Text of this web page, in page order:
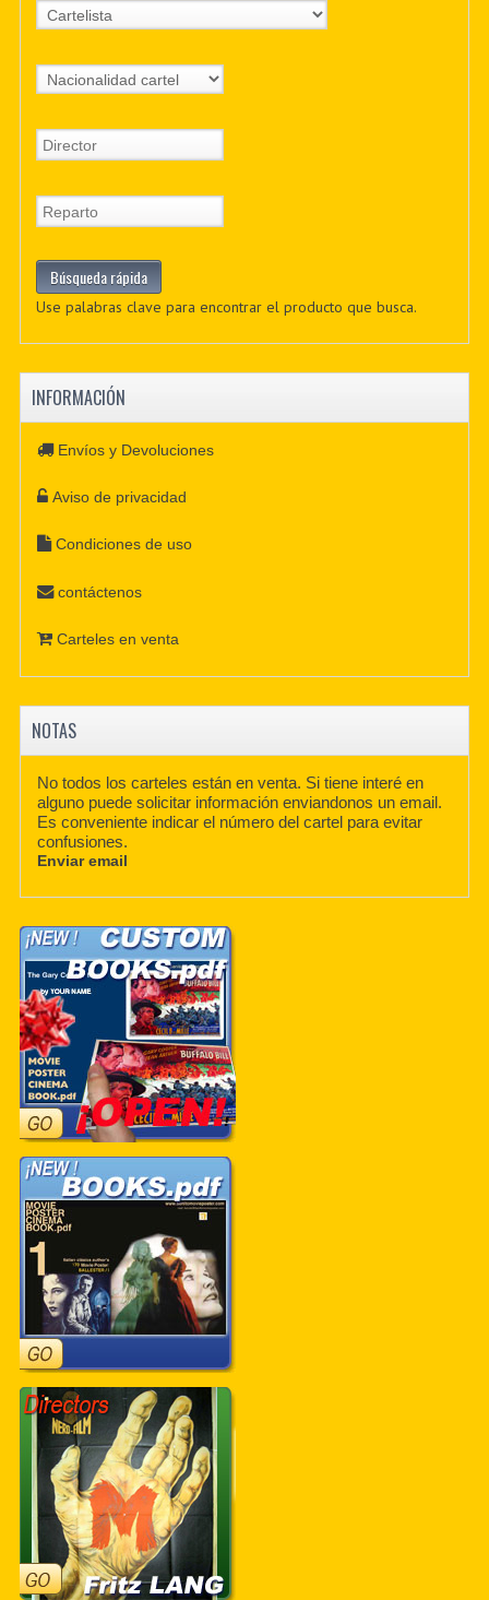
Use palabras clave para encontrar el producto que busca.
INFORMACIÓN
Envíos y Devoluciones
Aviso de privacidad
Condiciones de uso
contáctenos
Carteles en venta
NOTAS
No todos los carteles están en venta. Si tiene interé en
alguno puede solicitar información enviandonos un email.
Es conveniente indicar el número del cartel para evitar
confusiones.
Enviar email